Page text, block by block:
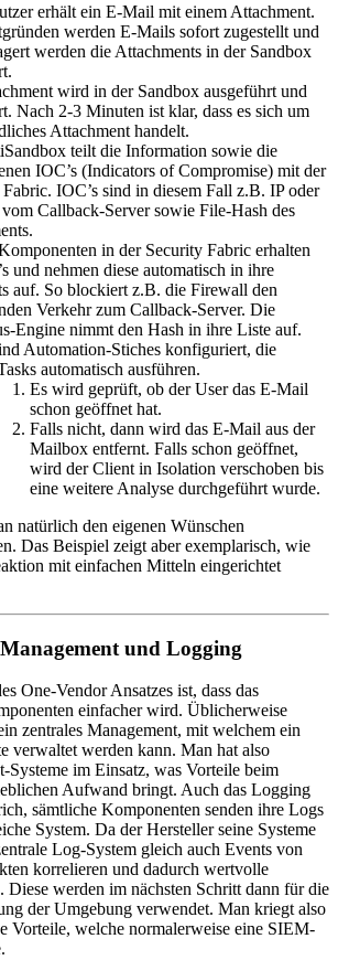
erhält ein E-Mail mit einem Attachment.
werden E-Mails sofort zugestellt und
werden die Attachments in der Sandbox
wird in der Sandbox ausgeführt und
Nach 2-3 Minuten ist klar, dass es sich um
Attachment handelt.
teilt die Information sowie die
IOC’s (Indicators of Compromise) mit der
IOC’s sind in diesem Fall z.B. IP oder
Callback-Server sowie File-Hash des
in der Security Fabric erhalten
und nehmen diese automatisch in ihre
auf. So blockiert z.B. die Firewall den
Verkehr zum Callback-Server. Die
Engine nimmt den Hash in ihre Liste auf.
Automation-Stiches konfiguriert, die
automatisch ausführen.
Es wird geprüft, ob der User das E-Mail
schon geöffnet hat.
Falls nicht, dann wird das E-Mail aus der
Mailbox entfernt. Falls schon geöffnet,
wird der Client in Isolation verschoben bis
eine weitere Analyse durchgeführt wurde.
natürlich den eigenen Wünschen
Das Beispiel zeigt aber exemplarisch, wie
mit einfachen Mitteln eingerichtet
und Logging
One-Vendor Ansatzes ist, dass das
einfacher wird. Üblicherweise
zentrales Management, mit welchem ein
verwaltet werden kann. Man hat also
Systeme im Einsatz, was Vorteile beim
Aufwand bringt. Auch das Logging
sämtliche Komponenten senden ihre Logs
System. Da der Hersteller seine Systeme
Log-System gleich auch Events von
korrelieren und dadurch wertvolle
werden im nächsten Schritt dann für die
der Umgebung verwendet. Man kriegt also
Vorteile, welche normalerweise eine SIEM-